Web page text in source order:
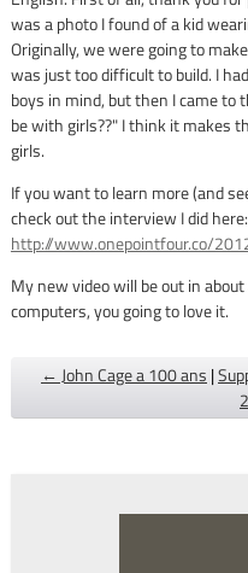
was a photo I found of a kid
Originally, we were going to
was just too difficult to build. I
boys in mind, but then I came
be with girls??" I think it makes
girls.
If you want to learn more (and
check out the interview I did here:
http://www.onepointfour.co/
My new video will be out in
computers, you going to love it.
← John Cage a 100 ans |